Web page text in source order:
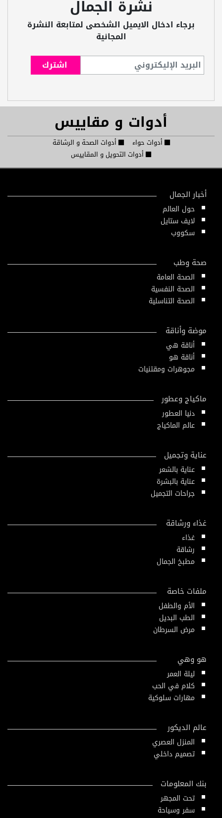
نشرة الجمال
برجاء ادخال الايميل الشخصى لمتابعة النشرة
المجانية
أدوات و مقاييس
أدوات حواء
أدوات الصحة و الرشاقة
أدوات التحويل و المقاييس
أخبار الجمال
حول العالم
لايف ستايل
سكووب
صحة وطب
الصحة العامة
الصحة النفسية
الصحة التناسلية
موضة وأناقة
أناقة هي
أناقة هو
مجوهرات ومقتنيات
ماكياج وعطور
دنيا العطور
عالم الماكياج
عناية وتجميل
عناية بالشعر
عناية بالبشرة
جراحات التجميل
غذاء ورشاقة
غذاء
رشاقة
مطبخ الجمال
ملفات خاصة
الأم والطفل
الطب البديل
مرض السرطان
هو وهي
ليلة العمر
كلام في الحب
مهارات سلوكية
عالم الديكور
المنزل العصري
تصميم داخلي
بنك المعلومات
تحت المجهر
سفر وسياحة